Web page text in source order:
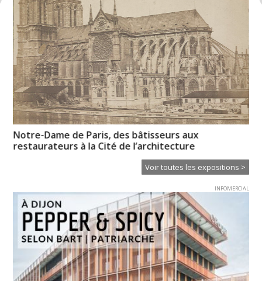
Notre-Dame de Paris, des bâtisseurs aux
restaurateurs à la Cité de l’architecture
Voir toutes les expositions >
INFOMERCIAL